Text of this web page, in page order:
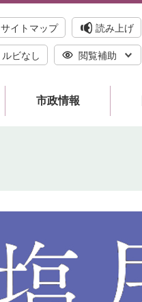
サイトマップ 読み上げ
ルビなし 閲覧補助
市政情報